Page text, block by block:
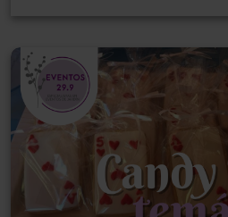
Candy bar temático